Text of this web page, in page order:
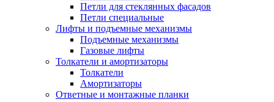
Петли для стеклянных фасадов
Петли специальные
Лифты и подъемные механизмы
Подъемные механизмы
Газовые лифты
Толкатели и амортизаторы
Толкатели
Амортизаторы
Ответные и монтажные планки